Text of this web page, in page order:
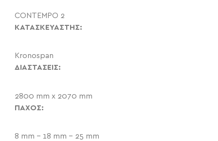
CONTEMPO 2
ΚΑΤΑΣΚΕΥΑΣΤΗΣ:
Kronospan
ΔΙΑΣΤΑΣΕΙΣ:
2800 mm x 2070 mm
ΠΑΧΟΣ:
8 mm – 18 mm – 25 mm